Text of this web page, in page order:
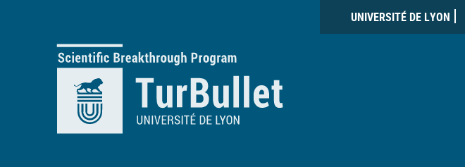
UNIVERSITÉ DE LYON